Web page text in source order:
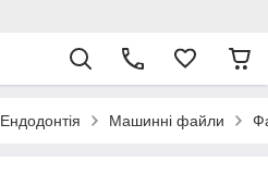
Ендодонтія Машинні файли